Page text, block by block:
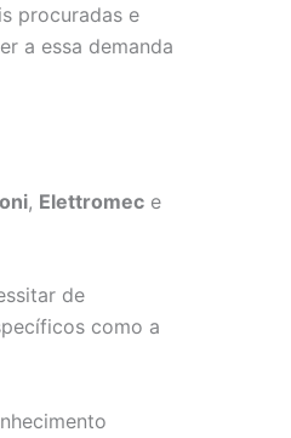
procuradas e
a essa demanda
, Elettromec e
de
como a